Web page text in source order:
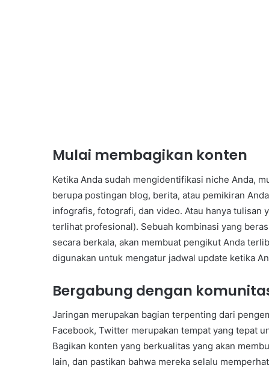
Mulai membagikan konten
Ketika Anda sudah mengidentifikasi niche Anda,
berupa postingan blog, berita, atau pemikiran
infografis, fotografi, dan video. Atau hanya tulisan
terlihat profesional). Sebuah kombinasi yang
secara berkala, akan membuat pengikut Anda
digunakan untuk mengatur jadwal update ketika
Bergabung dengan
Jaringan merupakan bagian terpenting dari
Facebook, Twitter merupakan tempat yang tepat
Bagikan konten yang berkualitas yang akan
lain, dan pastikan bahwa mereka selalu